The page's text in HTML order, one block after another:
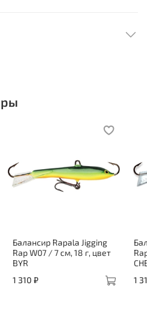
Балансир Rapala Jigging
Rap W07 / 7 см, 18 г, цвет
BYR
1 310 ₽
1